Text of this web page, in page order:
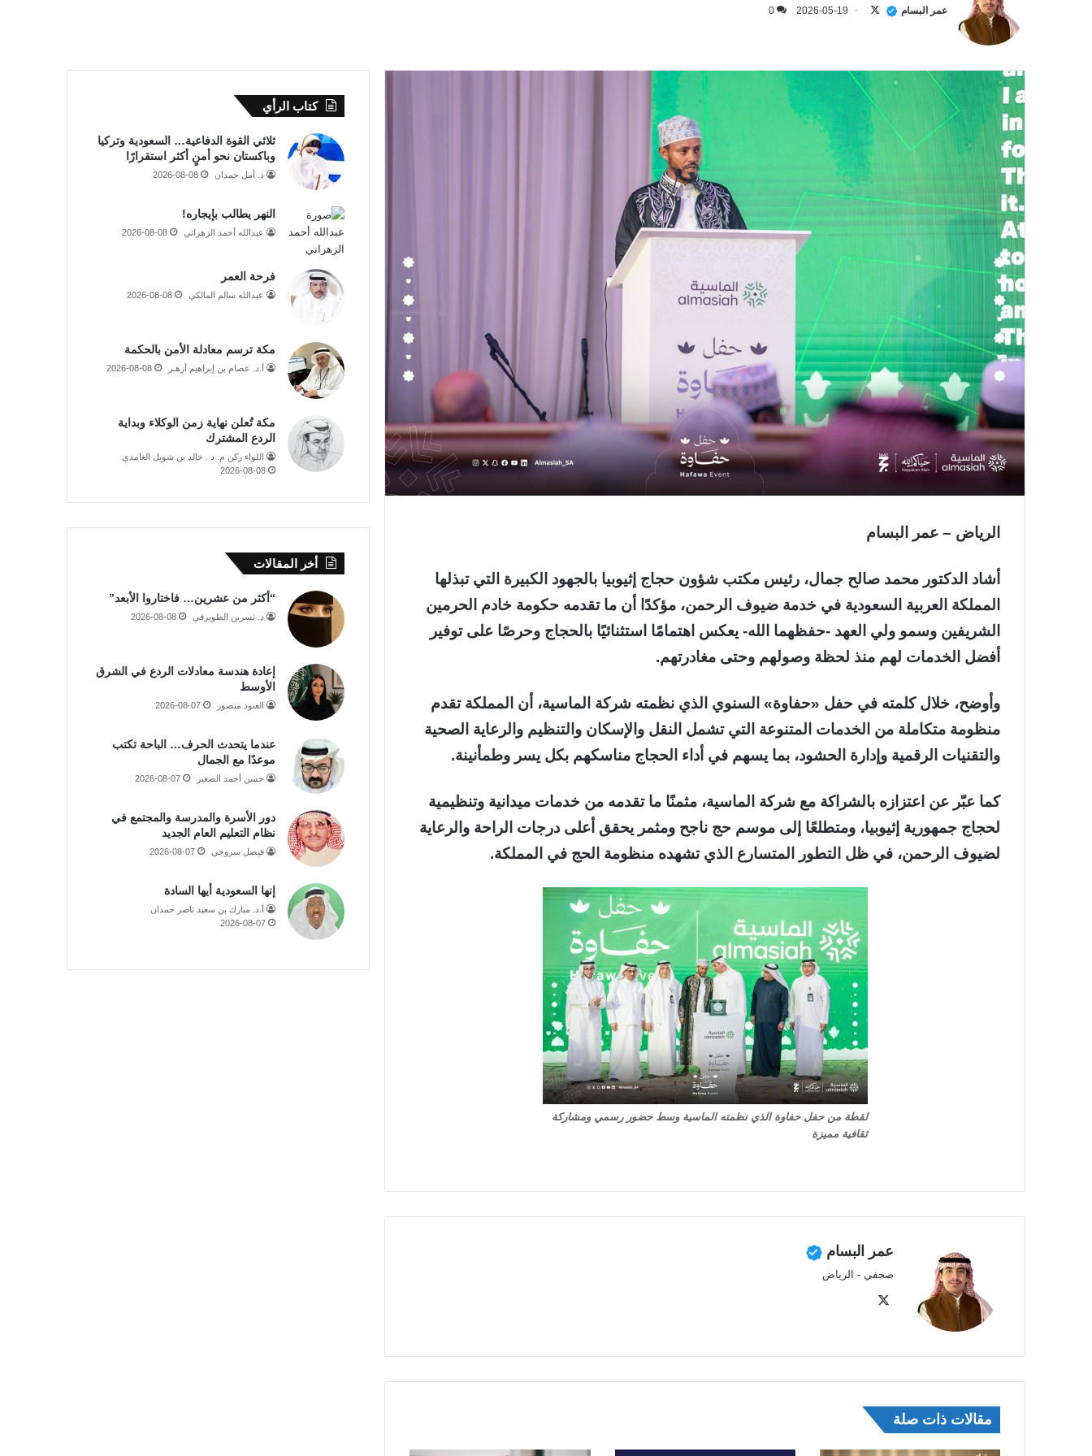
عمر البسام 2026-05-19
0
الرياض – عمر البسام
أشاد الدكتور محمد صالح جمال، رئيس مكتب شؤون حجاج إثيوبيا بالجهود الكبيرة التي تبذلها
المملكة العربية السعودية في خدمة ضيوف الرحمن، مؤكدًا أن ما تقدمه حكومة خادم الحرمين
الشريفين وسمو ولي العهد -حفظهما الله- يعكس اهتمامًا استثنائيًا بالحجاج وحرصًا على توفير
أفضل الخدمات لهم منذ لحظة وصولهم وحتى مغادرتهم.
وأوضح، خلال كلمته في حفل «حفاوة» السنوي الذي نظمته شركة الماسية، أن المملكة تقدم
منظومة متكاملة من الخدمات المتنوعة التي تشمل النقل والإسكان والتنظيم والرعاية الصحية
والتقنيات الرقمية وإدارة الحشود، بما يسهم في أداء الحجاج مناسكهم بكل يسر وطمأنينة.
كما عبّر عن اعتزازه بالشراكة مع شركة الماسية، مثمنًا ما تقدمه من خدمات ميدانية وتنظيمية
لحجاج جمهورية إثيوبيا، ومتطلعًا إلى موسم حج ناجح ومثمر يحقق أعلى درجات الراحة والرعاية
لضيوف الرحمن، في ظل التطور المتسارع الذي تشهده منظومة الحج في المملكة.
لقطة من حفل حفاوة الذي نظمته الماسية وسط حضور رسمي ومشاركة
ثقافية مميزة
عمر البسام
صحفي - الرياض
مقالات ذات صلة
كتاب الرأي
ثلاثي القوة الدفاعية… السعودية وتركيا
وباكستان نحو أمنٍ أكثر استقرارًا
د. أمل حمدان 2026-08-08
النهر يطالب بإيجاره!
عبدالله أحمد الزهراني 2026-08-08
فرحة العمر
عبدالله سالم المالكي 2026-08-08
مكة ترسم معادلة الأمن بالحكمة
أ.د. عصام بن إبراهيم أزهـر 2026-08-08
مكة تُعلن نهاية زمن الوكلاء وبداية
الردع المشترك
اللواء ركن م. د . خالد بن شويل الغامدي
2026-08-08
أخر المقالات
“أكثر من عشرين… فاختاروا الأبعد”
د. نسرين الطويرقي 2026-08-08
إعادة هندسة معادلات الردع في الشرق
الأوسط
العنود منصور 2026-08-07
عندما يتحدث الحرف… الباحة تكتب
موعدًا مع الجمال
حسن أحمد الصغير 2026-08-07
دور الأسرة والمدرسة والمجتمع في
نظام التعليم العام الجديد
فيصل سروجي 2026-08-07
إنها السعودية أيها السادة
أ.د. مبارك بن سعيد ناصر حمدان
2026-08-07